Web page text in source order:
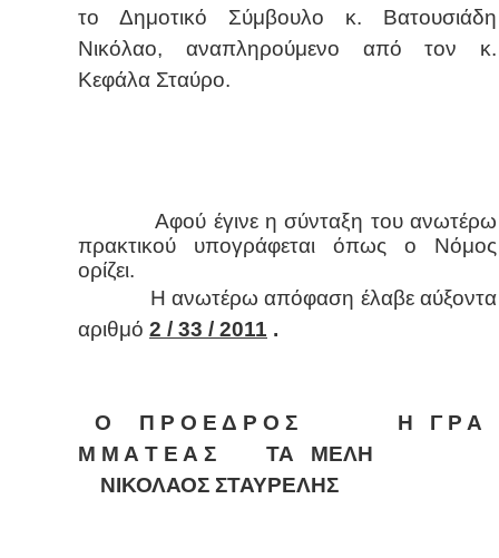
το Δημοτικό Σύμβουλο κ. Βατουσιάδη
Νικόλαο, αναπληρούμενο από τον κ.
Κεφάλα Σταύρο.
Αφού έγινε η σύνταξη του ανωτέρω
πρακτικού υπογράφεται όπως ο Νόμος
ορίζει.
Η ανωτέρω απόφαση έλαβε αύξοντα
αριθμό 2 / 33 / 2011 .
Ο Π Ρ Ο Ε Δ Ρ Ο Σ Η Γ Ρ Α
Μ Μ Α Τ Ε Α Σ ΤΑ ΜΕΛΗ
ΝΙΚΟΛΑΟΣ ΣΤΑΥΡΕΛΗΣ